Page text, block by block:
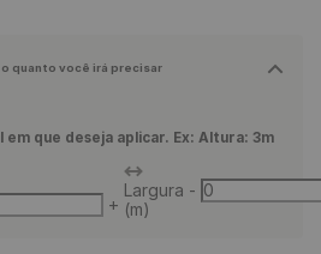
o quanto você irá precisar
em que deseja aplicar. Ex: Altura: 3m
+
Largura
(m)
-